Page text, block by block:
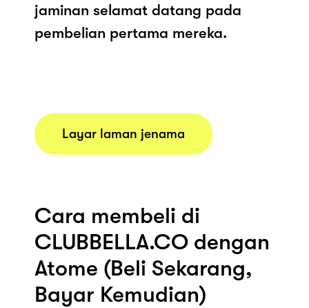
jaminan selamat datang pada
pembelian pertama mereka.
Layar laman jenama
Cara membeli di
CLUBBELLA.CO dengan
Atome (Beli Sekarang,
Bayar Kemudian)